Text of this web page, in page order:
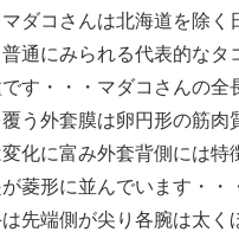
ダコさんは北海道を除く
通にみられる代表的なタ
す・・・マダコさんの全
う外套膜は卵円形の筋肉
化に富み外套背側には特
菱形に並んでいます・・
先端側が尖り各腕は太く